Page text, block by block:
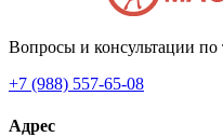
Вопросы и консультации по
+7 (988) 557-65-08
Адрес